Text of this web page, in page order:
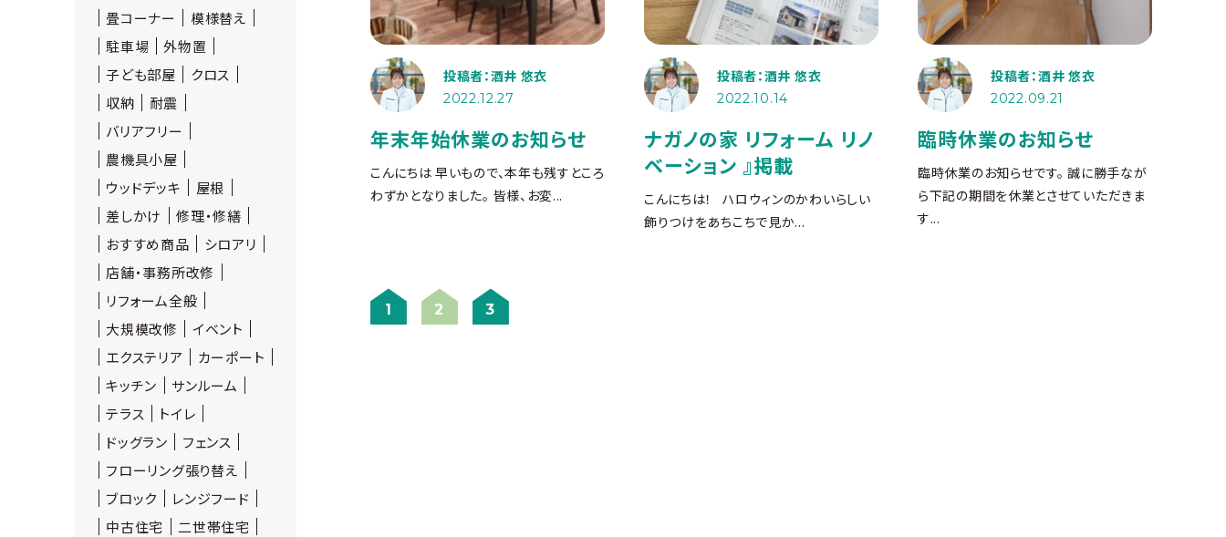
投稿者：酒井 悠衣
2022.12.27
年末年始休業のお知らせ
こんにちは 早いもので、本年も残すところ
わずかとなりました。 皆様、お変...
投稿者：酒井 悠衣
2022.10.14
ナガノの家 リフォーム リノ
ベーション 』掲載
こんにちは！ ハロウィンのかわいらしい
飾りつけをあちこちで見か...
投稿者：酒井 悠衣
2022.09.21
臨時休業のお知らせ
臨時休業のお知らせです。 誠に勝手なが
ら下記の期間を休業とさせていただきま
す...
1 2 3
畳コーナー
模様替え
駐車場
外物置
子ども部屋
クロス
収納
耐震
バリアフリー
農機具小屋
ウッドデッキ
屋根
差しかけ
修理・修繕
おすすめ商品
シロアリ
店舗・事務所改修
リフォーム全般
大規模改修
イベント
エクステリア
カーポート
キッチン
サンルーム
テラス
トイレ
ドッグラン
フェンス
フローリング張り替え
ブロック
レンジフード
中古住宅
二世帯住宅